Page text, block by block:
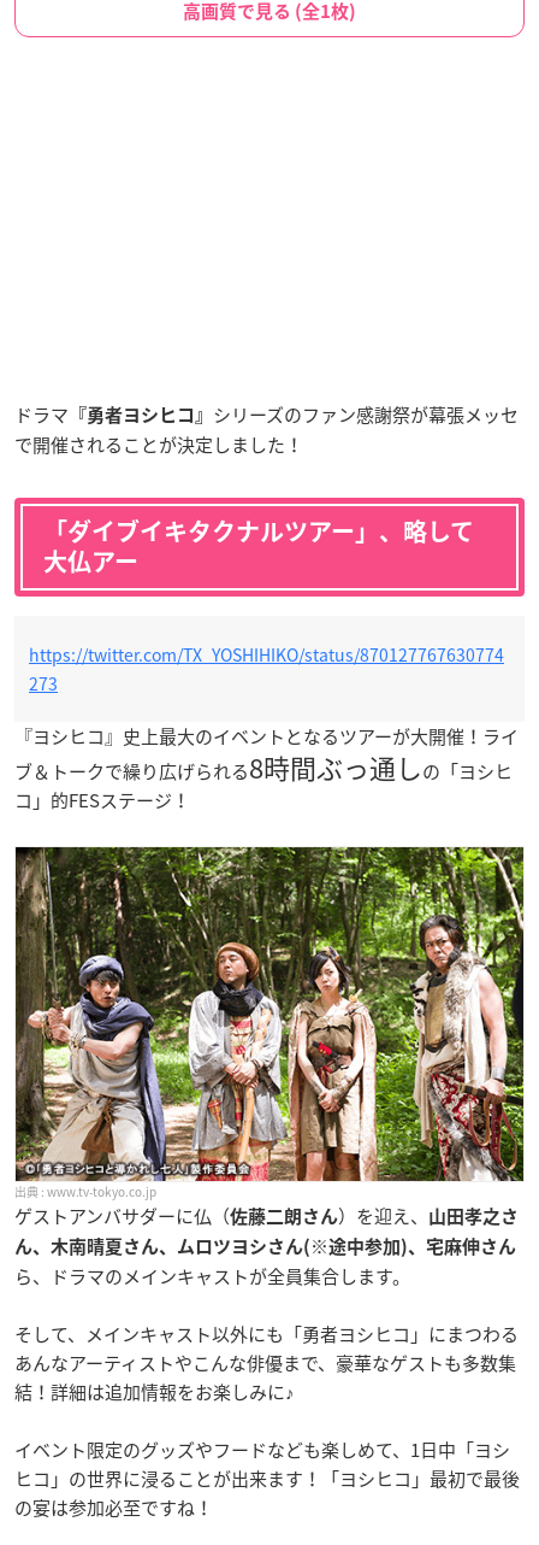
高画質で見る (全1枚)
ドラマ 『勇者ヨシヒコ』 シリーズのファン感謝祭が幕張メッセ
で開催されることが決定しました！
「ダイブイキタクナルツアー」、略して
大仏アー
https://twitter.com/TX_YOSHIHIKO/status/870127767630774
273
『ヨシヒコ』史上最大のイベントとなるツアーが大開催！ライ
ブ＆トークで繰り広げられる8時間ぶっ通しの「ヨシヒ
コ」的FESステージ！
www.tv-tokyo.co.jp
ゲストアンバサダーに仏（佐藤二朗さん）を迎え、
山田孝之さ
ん、木南晴夏さん、ムロツヨシさん(※途中参加)、宅麻伸さん
ら、ドラマのメインキャストが全員集合します。
そして、メインキャスト以外にも「勇者ヨシヒコ」にまつわる
あんなアーティストやこんな俳優まで、豪華なゲストも多数集
結！詳細は追加情報をお楽しみに♪
イベント限定のグッズやフードなども楽しめて、1日中「ヨシ
ヒコ」の世界に浸ることが出来ます！「ヨシヒコ」最初で最後
の宴は参加必至ですね！